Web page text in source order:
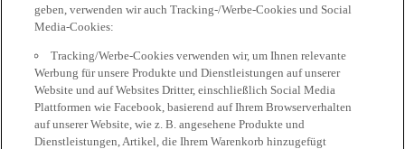
geben, verwenden wir auch Tracking-/Werbe-Cookies und Social
Media-Cookies:
Tracking/Werbe-Cookies verwenden wir, um Ihnen relevante
Werbung für unsere Produkte und Dienstleistungen auf unserer
Website und auf Websites Dritter, einschließlich Social Media
Plattformen wie Facebook, basierend auf Ihrem Browserverhalten
auf unserer Website, wie z. B. angesehene Produkte und
Dienstleistungen, Artikel, die Ihrem Warenkorb hinzugefügt